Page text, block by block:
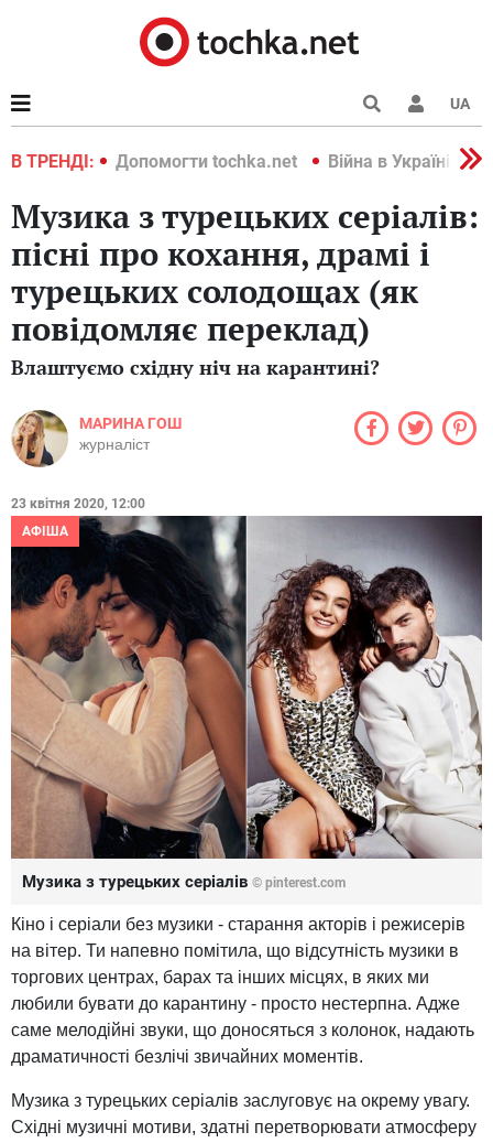
UA
В ТРЕНДІ:
2022 Допомогти tochka.net Війна в Україні 2022
Музика з турецьких серіалів:
пісні про кохання, драмі і
турецьких солодощах (як
повідомляє переклад)
Влаштуємо східну ніч на карантині?
МАРИНА ГОШ
журналіст
23 квітня 2020, 12:00
АФІША
Музика з турецьких серіалів © pinterest.com
Кіно і серіали без музики - старання акторів і режисерів
на вітер. Ти напевно помітила, що відсутність музики в
торгових центрах, барах та інших місцях, в яких ми
любили бувати до карантину - просто нестерпна. Адже
саме мелодійні звуки, що доносяться з колонок, надають
драматичності безлічі звичайних моментів.
Музика з турецьких серіалів заслуговує на окрему увагу.
Східні музичні мотиви, здатні перетворювати атмосферу